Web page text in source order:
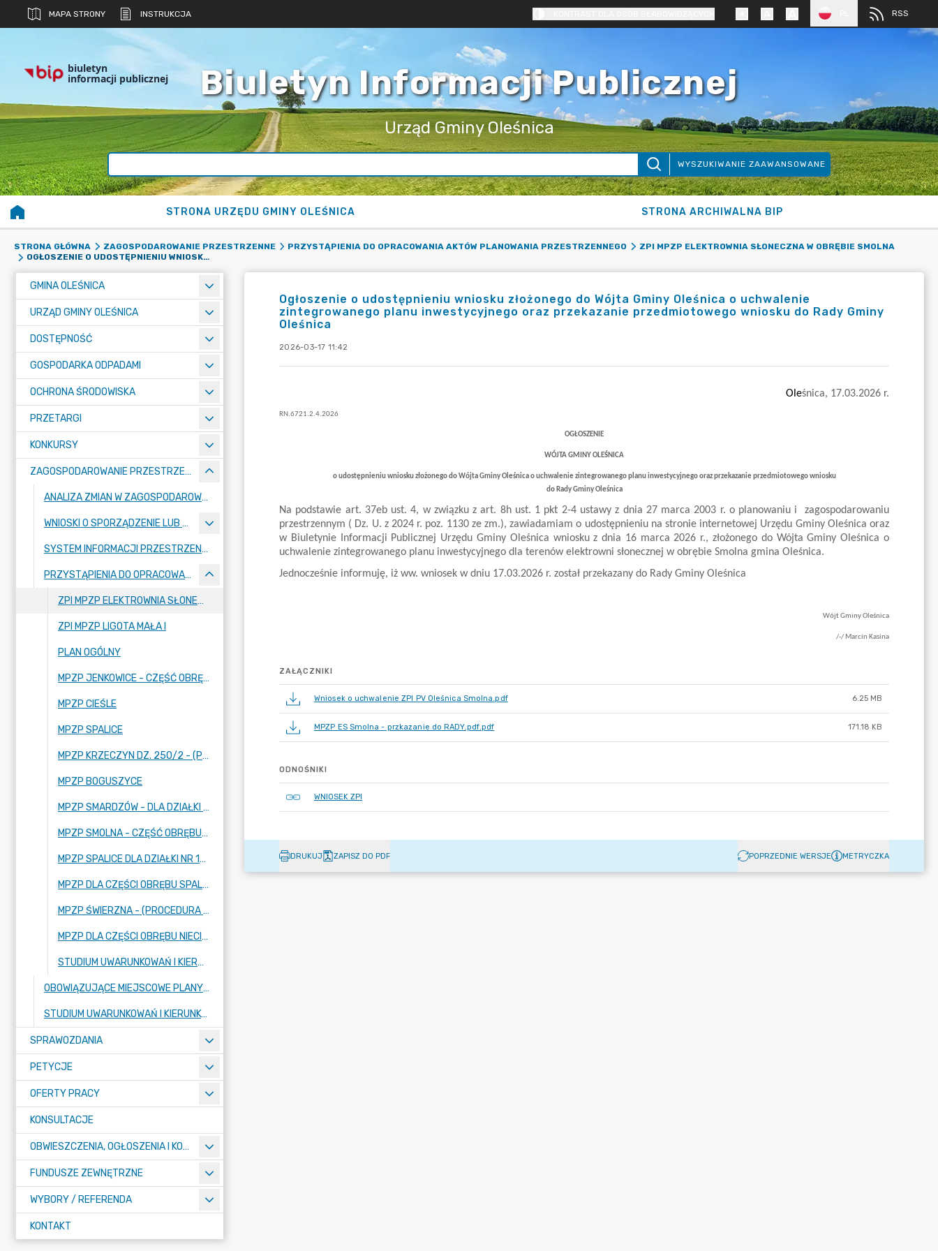
MAPA STRONY INSTRUKCJA RSS
biuletyn
informacji publicznej Biuletyn Informacji Publicznej
Urząd Gminy Oleśnica
WYSZUKIWANIE ZAAWANSOWANE
STRONA URZĘDU GMINY OLEŚNICA STRONA ARCHIWALNA BIP
STRONA GŁÓWNA ZAGOSPODAROWANIE PRZESTRZENNE PRZYSTĄPIENIA DO OPRACOWANIA AKTÓW PLANOWANIA PRZESTRZENNEGO
ZPI MPZP ELEKTROWNIA SŁONECZNA W OBRĘBIE SMOLNA
OGŁOSZENIE O UDOSTĘPNIENIU WNIOSKU ZŁOŻONEGO DO WÓJTA GMINY OLEŚNICA O UCHWALENIE ZINTEGROWANEGO PLANU INWESTYCYJNEGO ORAZ PRZEKAZANIE PRZEDMIOTOWEGO WNIOSKU DO RADY GMINY OLEŚNICA
GMINA OLEŚNICA
URZĄD GMINY OLEŚNICA
DOSTĘPNOŚĆ
GOSPODARKA ODPADAMI
OCHRONA ŚRODOWISKA
PRZETARGI
KONKURSY
ZAGOSPODAROWANIE PRZESTRZENNE
ANALIZA ZMIAN W ZAGOSPODAROWANIU PRZESTRZENNYM GMINY OLEŚNICA
WNIOSKI O SPORZĄDZENIE LUB ZMIANĘ PLANU OGÓLNEGO LUB PLANÓW MIEJSCOWYCH ORAZ WNIOSKÓW O UCHWALENIE ZINTEGROWANYCH PLANÓW INWESTYCYJNYCH
SYSTEM INFORMACJI PRZESTRZENNEJ
PRZYSTĄPIENIA DO OPRACOWANIA AKTÓW PLANOWANIA PRZESTRZENNEGO
ZPI MPZP ELEKTROWNIA SŁONECZNA W OBRĘBIE SMOLNA
ZPI MPZP LIGOTA MAŁA I
PLAN OGÓLNY
MPZP JENKOWICE - CZĘŚĆ OBRĘBU
MPZP CIEŚLE
MPZP SPALICE
MPZP KRZECZYN DZ. 250/2 - (PROCEDURA ZAKOŃCZONA)
MPZP BOGUSZYCE
MPZP SMARDZÓW - DLA DZIAŁKI NR 323/6 - (PROCEDURA ZAKOŃCZONA)
MPZP SMOLNA - CZĘŚĆ OBRĘBU - (PROCEDURA ZAKOŃCZONA)
MPZP SPALICE DLA DZIAŁKI NR 126 - (PROCEDURA ZAKOŃCZONA)
MPZP DLA CZĘŚCI OBRĘBU SPALICE - (PROCEDURA ZAKOŃCZONA)
MPZP ŚWIERZNA - (PROCEDURA ZAKOŃCZONA)
MPZP DLA CZĘŚCI OBRĘBU NIECISZÓW - (PROCEDURA ZAKOŃCZONA)
STUDIUM UWARUNKOWAŃ I KIERUNKÓW ZAGOSPODAROWANIA PRZESTRZENNEGO - (PROCEDURA ZAKOŃCZONA)
OBOWIĄZUJĄCE MIEJSCOWE PLANY ZAGOSPODAROWANIA PRZESTRZENNEGO
STUDIUM UWARUNKOWAŃ I KIERUNKÓW ZAGOSPODAROWANIA PRZESTRZENNEGO
SPRAWOZDANIA
PETYCJE
OFERTY PRACY
KONSULTACJE
OBWIESZCZENIA, OGŁOSZENIA I KOMUNIKATY
FUNDUSZE ZEWNĘTRZNE
WYBORY / REFERENDA
KONTAKT
Ogłoszenie o udostępnieniu wniosku złożonego do Wójta Gminy Oleśnica o uchwalenie
zintegrowanego planu inwestycyjnego oraz przekazanie przedmiotowego wniosku do Rady Gminy
Oleśnica
2026-03-17 11:42
ZAŁĄCZNIKI
Wniosek o uchwalenie ZPI PV Oleśnica Smolna.pdf 6.25 MB
MPZP ES Smolna - przkazanie do RADY.pdf.pdf 171.18 KB
ODNOŚNIKI
WNIOSEK ZPI
DRUKUJ ZAPISZ DO PDF POPRZEDNIE WERSJE METRYCZKA